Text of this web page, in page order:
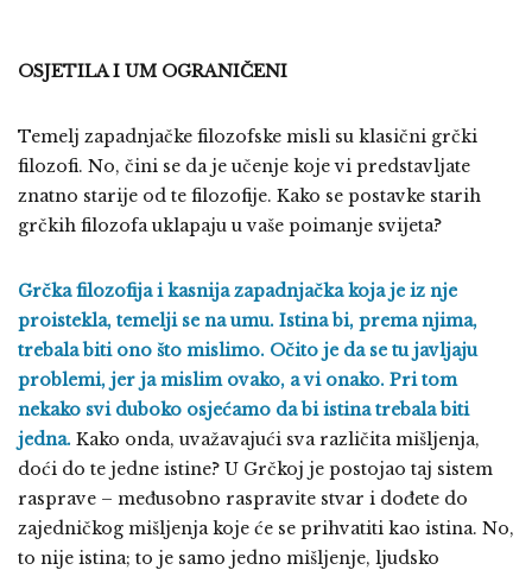
OSJETILA I UM OGRANIČENI
Temelj zapadnjačke filozofske misli su klasični grčki
filozofi. No, čini se da je učenje koje vi predstavljate
znatno starije od te filozofije. Kako se postavke starih
grčkih filozofa uklapaju u vaše poimanje svijeta?
Grčka filozofija i kasnija zapadnjačka koja je iz nje
proistekla, temelji se na umu. Istina bi, prema njima,
trebala biti ono što mislimo. Očito je da se tu javljaju
problemi, jer ja mislim ovako, a vi onako. Pri tom
nekako svi duboko osjećamo da bi istina trebala biti
jedna. Kako onda, uvažavajući sva različita mišljenja,
doći do te jedne istine? U Grčkoj je postojao taj sistem
rasprave – međusobno raspravite stvar i dođete do
zajedničkog mišljenja koje će se prihvatiti kao istina. No,
to nije istina; to je samo jedno mišljenje, ljudsko